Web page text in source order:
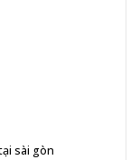
sài gòn